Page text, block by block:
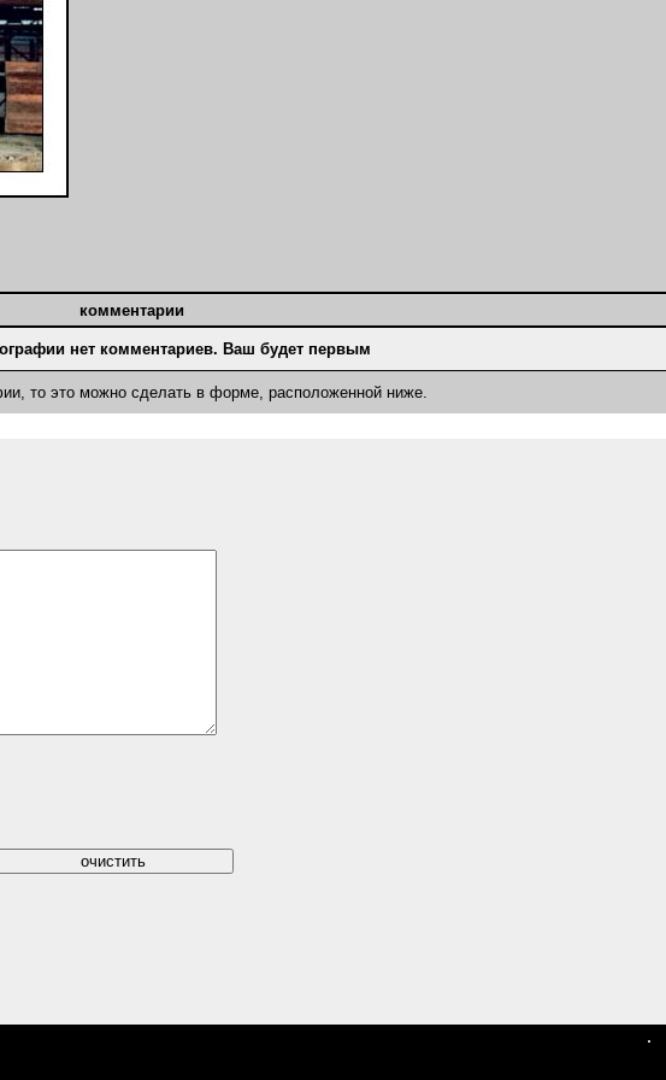
комментарии
нет комментариев. Ваш будет первым
то это можно сделать в форме, расположенной ниже.